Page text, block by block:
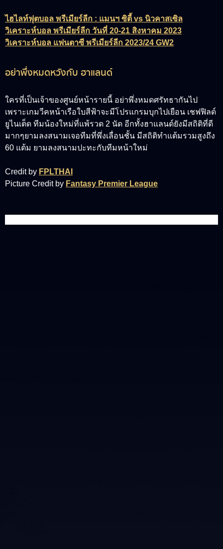
ไฮไลท์ฟุตบอล พรีเมียร์ลีก : แมนฯ ซิตี้ vs นิวคาสเซิล
วิเคราะห์บอล พรีเมียร์ลีก วันที่ 20-21 สิงหาคม 2023
วิเคราะห์บอล แฟนตาซี พรีเมียร์ลีก 2023/24 GW2
อย่าพึ่งหมดหวังกับ ฮาแลนด์
ใครที่เป็นเจ้าของศูนย์หน้ารายนี้ อย่าพึ่งหมดศรัทธากันไป
เพราะเกมวีคหน้าเรือใบสีฟ้าจะมีโปรแกรมบุกไปเยือน เชฟฟิลด์
ยูไนเต็ด ทีมน้องใหม่ที่แพ้รวด 2 นัด อีกทั้งฮาแลนด์ยังมีสถิติที่ดี
มากๆยามลงสนามเจอทีมที่พึ่งเลื่อนชั้น มีสถิติทำแต้มรวมสูงถึง
60 แต้ม ยามลงสนามปะทะกับทีมหน้าใหม่
Credit by FPLTHAI
Picture Credit by Fantasy Premier League